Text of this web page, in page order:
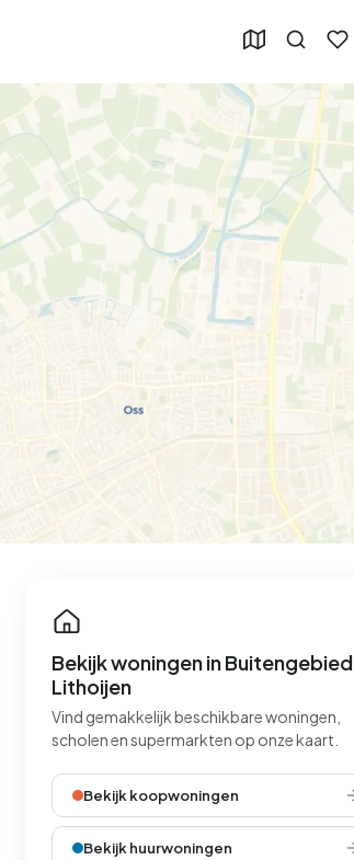
Bekijk woningen in Buitengebied
Lithoijen
Vind gemakkelijk beschikbare woningen,
scholen en supermarkten op onze kaart.
Bekijk koopwoningen
Bekijk huurwoningen